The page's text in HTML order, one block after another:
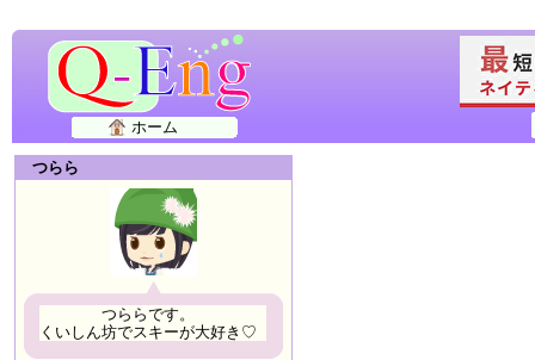
ホーム
つらら
つららです。
くいしん坊でスキーが大好き♡